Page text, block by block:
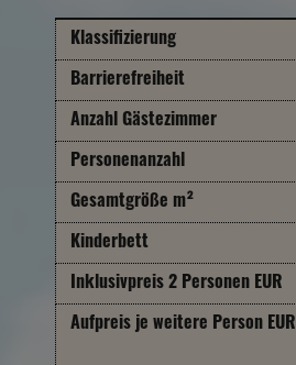
Klassifizierung
Barrierefreiheit
Anzahl Gästezimmer
Personenanzahl
Gesamtgröße m²
Kinderbett
Inklusivpreis 2 Personen EUR
Aufpreis je weitere Person EUR